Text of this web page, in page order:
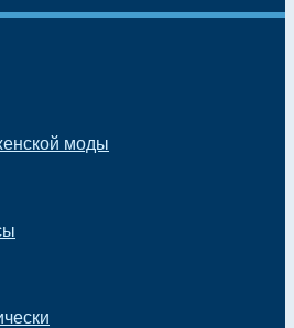
моды